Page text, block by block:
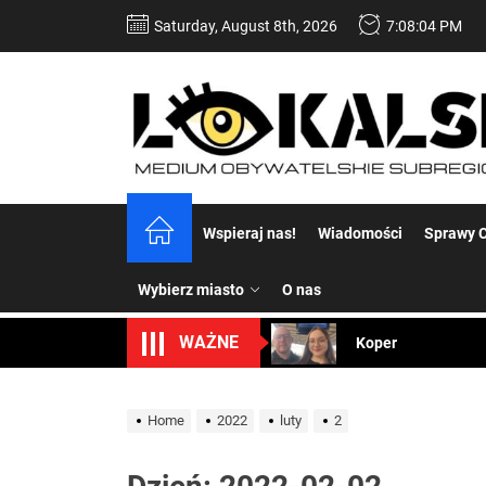
Saturday, August 8th, 2026 7:08:05 PM
Wspieraj nas! Wiadomości Sprawy
Wybierz miasto O nas
WAŻNE
Koper – część 2.
Uwaga Dębieńsko
Home 2022 luty 2